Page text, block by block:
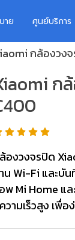
าย ศูนย์บริการ
กล้องวง
ก
องวงจรปิด
น Wi-Fi และบั
พ Mi Home แ
วามเร็วสูง เพื่